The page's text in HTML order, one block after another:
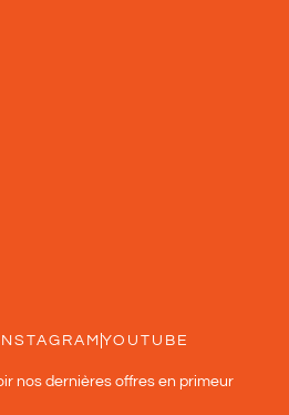
INSTAGRAM YOUTUBE
nos dernières offres en primeur